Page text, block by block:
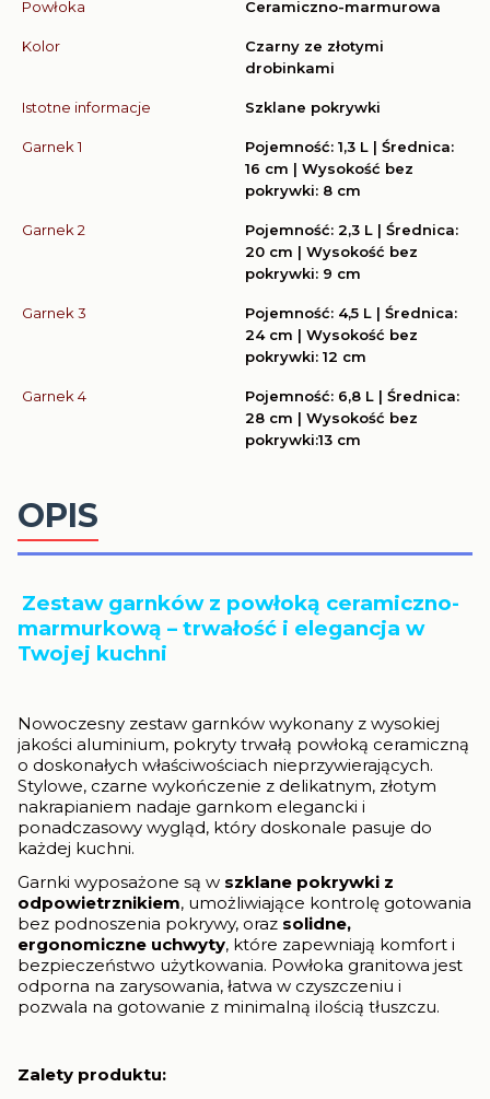
Powłoka Ceramiczno-marmurowa
Kolor
Czarny ze złotymi
drobinkami
Istotne informacje Szklane pokrywki
Garnek 1
Pojemność: 1,3 L | Średnica:
16 cm | Wysokość bez
pokrywki: 8 cm
Garnek 2
Pojemność: 2,3 L | Średnica:
20 cm | Wysokość bez
pokrywki: 9 cm
Garnek 3
Pojemność: 4,5 L | Średnica:
24 cm | Wysokość bez
pokrywki: 12 cm
Garnek 4
Pojemność: 6,8 L | Średnica:
28 cm | Wysokość bez
pokrywki:13 cm
OPIS
Zestaw garnków z powłoką ceramiczno-
marmurkową – trwałość i elegancja w
Twojej kuchni
Nowoczesny zestaw garnków wykonany z wysokiej
jakości aluminium, pokryty trwałą powłoką ceramiczną
o doskonałych właściwościach nieprzywierających.
Stylowe, czarne wykończenie z delikatnym, złotym
nakrapianiem nadaje garnkom elegancki i
ponadczasowy wygląd, który doskonale pasuje do
każdej kuchni.
Garnki wyposażone są w szklane pokrywki z
odpowietrznikiem, umożliwiające kontrolę gotowania
bez podnoszenia pokrywy, oraz solidne,
ergonomiczne uchwyty, które zapewniają komfort i
bezpieczeństwo użytkowania. Powłoka granitowa jest
odporna na zarysowania, łatwa w czyszczeniu i
pozwala na gotowanie z minimalną ilością tłuszczu.
Zalety produktu: